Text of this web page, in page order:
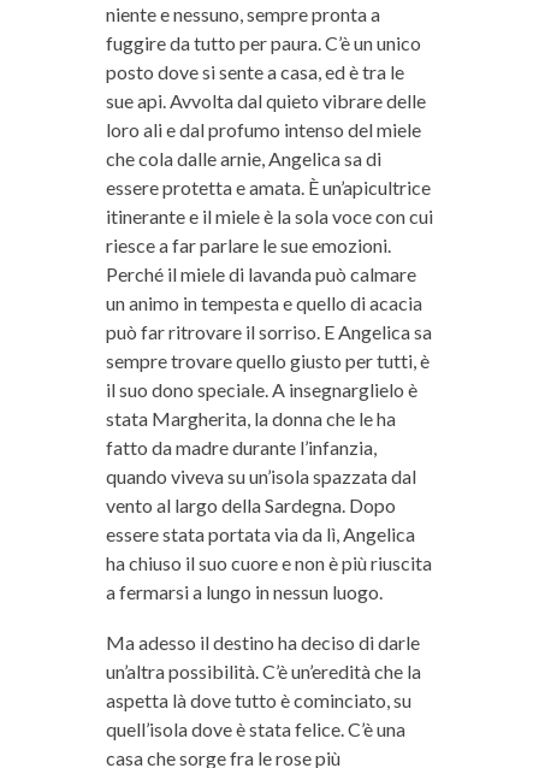
niente e nessuno, sempre pronta a
fuggire da tutto per paura. C’è un unico
posto dove si sente a casa, ed è tra le
sue api. Avvolta dal quieto vibrare delle
loro ali e dal profumo intenso del miele
che cola dalle arnie, Angelica sa di
essere protetta e amata. È un’apicultrice
itinerante e il miele è la sola voce con cui
riesce a far parlare le sue emozioni.
Perché il miele di lavanda può calmare
un animo in tempesta e quello di acacia
può far ritrovare il sorriso. E Angelica sa
sempre trovare quello giusto per tutti, è
il suo dono speciale. A insegnarglielo è
stata Margherita, la donna che le ha
fatto da madre durante l’infanzia,
quando viveva su un’isola spazzata dal
vento al largo della Sardegna. Dopo
essere stata portata via da lì, Angelica
ha chiuso il suo cuore e non è più riuscita
a fermarsi a lungo in nessun luogo.
Ma adesso il destino ha deciso di darle
un’altra possibilità. C’è un’eredità che la
aspetta là dove tutto è cominciato, su
quell’isola dove è stata felice. C’è una
casa che sorge fra le rose più